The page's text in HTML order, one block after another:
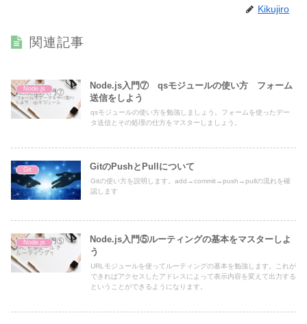
Kikujiro
関連記事
Node.js
Node.js入門⑦ qsモジュールの使い方 フォーム
送信をしよう
qsモジュールの使い方を勉強しましょう。フォームを使ったデー
タ送信とその処理の仕方をマスターしましょう。
Git GitのPushとPullについて
Gitの使い方を説明します。add→commit→push→pullの流れを確
認します
Node.js
Node.js入門⑤ルーティングの基本をマスターしよ
う
URLモジュールを使ってルーティングの基本を勉強します。これが
できればアクセスしたアドレスによって表示内容を変えて出力する
ということができるようになります。